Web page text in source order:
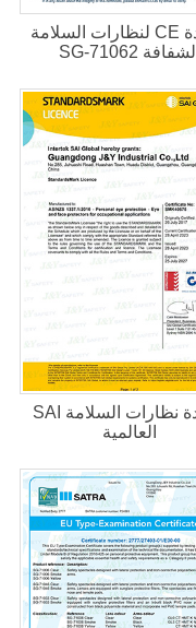
شهادة CE لنظارات السلامة
الشفافة SG-71062
شهادة نظارات السلامة SAI
العالمية